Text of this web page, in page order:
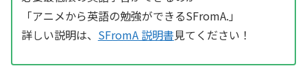
「アニメから英語の勉強ができるSFromA.」
詳しい説明は、 SFromA 説明書見てください！